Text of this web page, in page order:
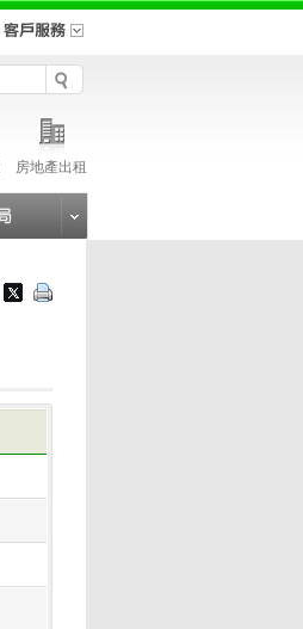
房地產出租